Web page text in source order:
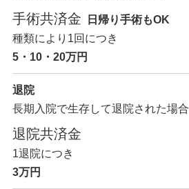
手術共済金
日帰り手術もOK
種類により1回につき
5・10・20万円
退院
長期入院で生存して退院された場合
退院共済金
1退院につき
3万円